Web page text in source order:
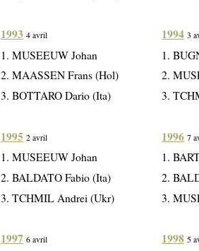
1993 4 avril
1. MUSEEUW Johan
2. MAASSEN Frans (Hol)
3. BOTTARO Dario (Ita)
1995 2 avril
1. MUSEEUW Johan
2. BALDATO Fabio (Ita)
3. TCHMIL Andrei (Ukr)
1997 6 avril
1994 3
1.
2.
3.
1996 7
1.
2.
3.
1998 5